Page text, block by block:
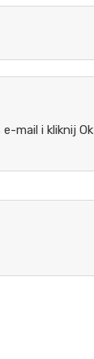
mail i kliknij Ok